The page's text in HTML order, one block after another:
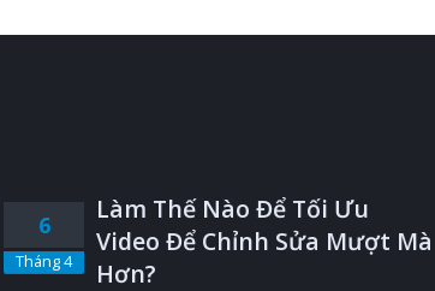
6
Tháng 4
Làm Thế Nào Để Tối Ưu
Video Để Chỉnh Sửa Mượt Mà
Hơn?